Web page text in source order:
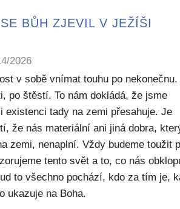
BŮH ZJEVIL V JEŽÍŠI
2026
v sobě vnímat touhu po nekonečnu.
po štěstí. To nám dokládá, že jsme
existenci tady na zemi přesahuje. Je
že nás materiální ani jiná dobra,
zemi, nenaplní. Vždy budeme toužit
tento svět a to, co nás
to všechno pochází, kdo za tím je,
ukazuje na Boha.